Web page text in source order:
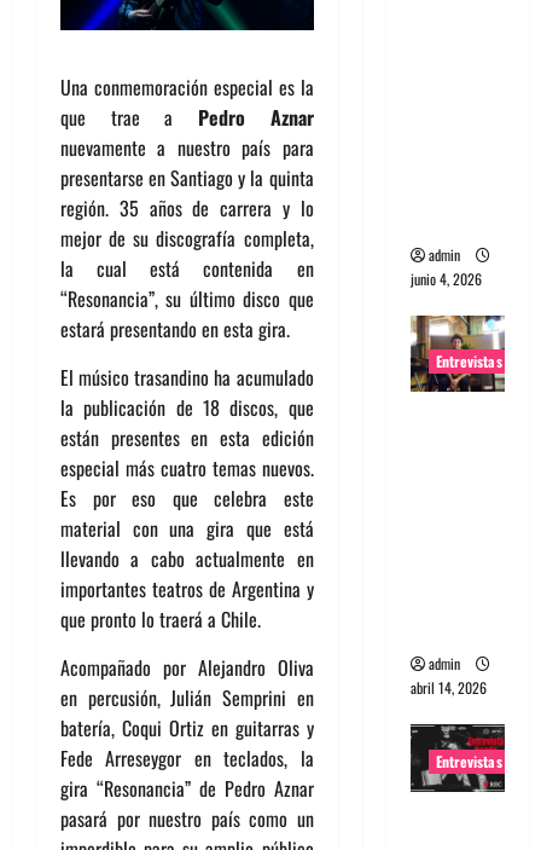
Una conmemoración especial es la
que trae a Pedro Aznar
nuevamente a nuestro país para
presentarse en Santiago y la quinta
región. 35 años de carrera y lo
mejor de su discografía completa,
la cual está contenida en
“Resonancia”, su último disco que
estará presentando en esta gira.
El músico trasandino ha acumulado
la publicación de 18 discos, que
están presentes en esta edición
especial más cuatro temas nuevos.
Es por eso que celebra este
material con una gira que está
llevando a cabo actualmente en
importantes teatros de Argentina y
que pronto lo traerá a Chile.
Acompañado por Alejandro Oliva
en percusión, Julián Semprini en
batería, Coqui Ortiz en guitarras y
Fede Arreseygor en teclados, la
gira “Resonancia” de Pedro Aznar
pasará por nuestro país como un
admin
junio 4, 2026
Entrevistas
admin
abril 14, 2026
Entrevistas